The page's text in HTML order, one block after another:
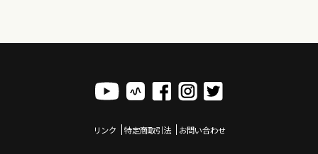
リンク 特定商取引法 お問い合わせ